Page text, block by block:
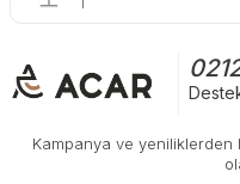
Kampanya ve